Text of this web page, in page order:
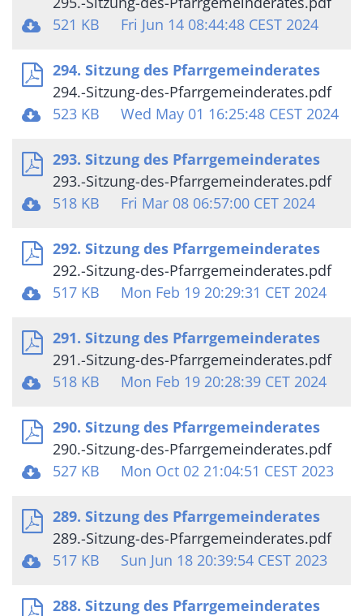
521 KB
Fri Jun 14 08:44:48 CEST 2024
294. Sitzung des Pfarrgemeinderates
294.-Sitzung-des-Pfarrgemeinderates.pdf
523 KB
Wed May 01 16:25:48 CEST 2024
293. Sitzung des Pfarrgemeinderates
293.-Sitzung-des-Pfarrgemeinderates.pdf
518 KB
Fri Mar 08 06:57:00 CET 2024
292. Sitzung des Pfarrgemeinderates
292.-Sitzung-des-Pfarrgemeinderates.pdf
517 KB
Mon Feb 19 20:29:31 CET 2024
291. Sitzung des Pfarrgemeinderates
291.-Sitzung-des-Pfarrgemeinderates.pdf
518 KB
Mon Feb 19 20:28:39 CET 2024
290. Sitzung des Pfarrgemeinderates
290.-Sitzung-des-Pfarrgemeinderates.pdf
527 KB
Mon Oct 02 21:04:51 CEST 2023
289. Sitzung des Pfarrgemeinderates
289.-Sitzung-des-Pfarrgemeinderates.pdf
517 KB
Sun Jun 18 20:39:54 CEST 2023
288. Sitzung des Pfarrgemeinderates